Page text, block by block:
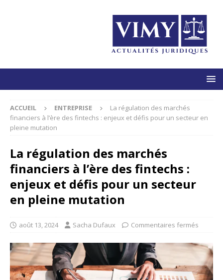
ACCUEIL ENTREPRISE
La régulation des marchés
financiers à l’ère des fintechs : enjeux et défis pour un secteur en
pleine mutation
La régulation des marchés
financiers à l’ère des fintechs :
enjeux et défis pour un secteur
en pleine mutation
août 13, 2024 Sacha Dufaux Commentaires fermés